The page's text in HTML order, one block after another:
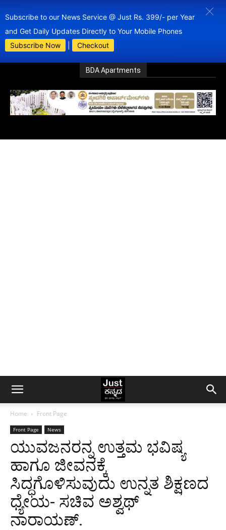
Subscribe to our News Service @ Just Rs. 399/- per Year
and Get Daily Updates Directly to Your Mobile Phones
Subscribe Now
Checkout
BDA Apartments
Home Front Page
Front Page News
ಯುವಜನರನ್ನ ಉತ್ತಮ ಭವಿಷ್ಯ
ಹಾಗೂ ಜೀವನಕ್ಕೆ
ಸಿದ್ಧಗೊಳಿಸುವುದು ಉನ್ನತ ಶಿಕ್ಷಣದ
ಧ್ಯೇಯ- ಸಚಿವ ಅಶ್ವಥ್
ನಾರಾಯಣ್.